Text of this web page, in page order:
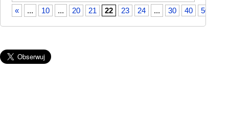
« ... 10 ... 20 21 22 23 24 ... 30 40 50